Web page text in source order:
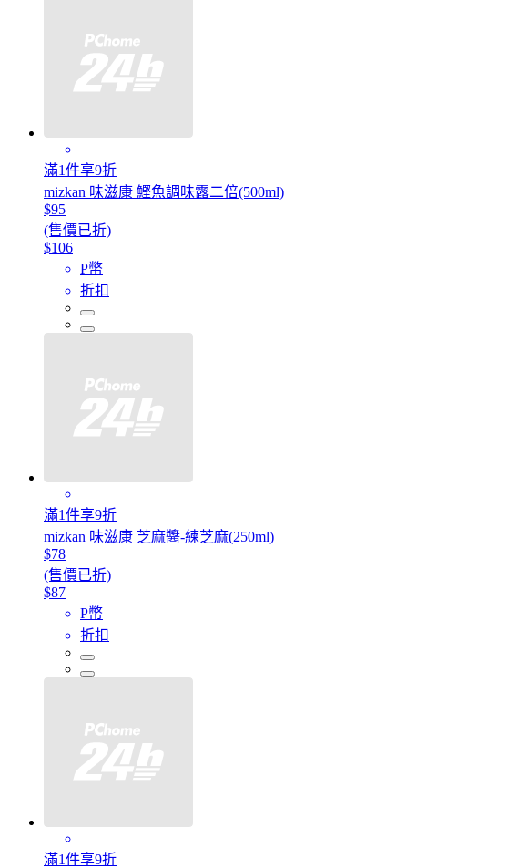
滿1件享9折
mizkan 味滋康 鰹魚調味露二倍(500ml)
$95
(售價已折)
$106
P幣
折扣
滿1件享9折
mizkan 味滋康 芝麻醬-練芝麻(250ml)
$78
(售價已折)
$87
P幣
折扣
滿1件享9折